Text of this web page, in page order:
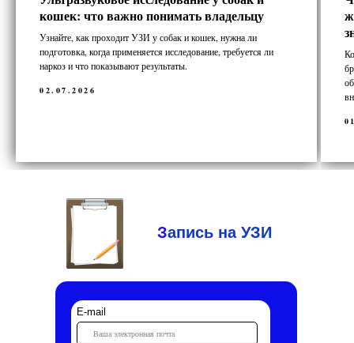
кошек: что важно понимать владельцу
Узнайте, как проходит УЗИ у собак и кошек, нужна ли
подготовка, когда применяется исследование, требуется ли
наркоз и что показывают результаты.
02.07.2026
Запись на УЗИ
E-mail